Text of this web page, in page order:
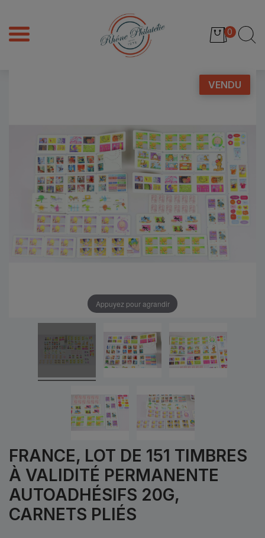
0
VENDU
Appuyez pour agrandir
FRANCE, LOT DE 151 TIMBRES
À VALIDITÉ PERMANENTE
AUTOADHÉSIFS 20G,
CARNETS PLIÉS